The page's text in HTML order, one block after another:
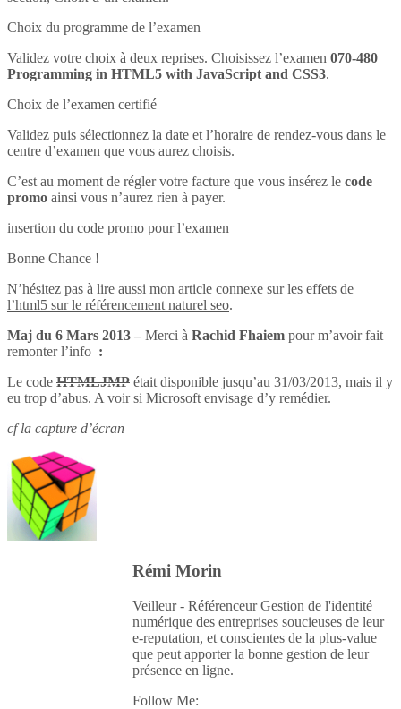
Choix du programme de l’examen
Validez votre choix à deux reprises. Choisissez l’examen 070-480
Programming in HTML5 with JavaScript and CSS3.
Choix de l’examen certifié
Validez puis sélectionnez la date et l’horaire de rendez-vous dans le
centre d’examen que vous aurez choisis.
C’est au moment de régler votre facture que vous insérez le code
promo ainsi vous n’aurez rien à payer.
insertion du code promo pour l’examen
Bonne Chance !
N’hésitez pas à lire aussi mon article connexe surles effets de
l’html5 sur le référencement naturel seo.
Maj du 6 Mars 2013 – Merci à Rachid Fhaiem pour m’avoir fait
remonter l’info :
Le code HTMLJMP était disponible jusqu’au 31/03/2013, mais il y
eu trop d’abus. A voir si Microsoft envisage d’y remédier.
cf la capture d’écran
Rémi Morin
Veilleur - Référenceur Gestion de l'identité
numérique des entreprises soucieuses de leur
e-reputation, et conscientes de la plus-value
que peut apporter la bonne gestion de leur
présence en ligne.
Follow Me: